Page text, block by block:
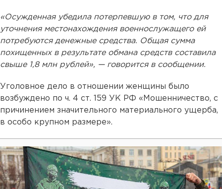
«Осужденная убедила потерпевшую в том, что для
уточнения местонахождения военнослужащего ей
потребуются денежные средства. Общая сумма
похищенных в результате обмана средств составила
свыше 1,8 млн рублей», — говорится в сообщении.
Уголовное дело в отношении женщины было
возбуждено по ч. 4 ст. 159 УК РФ «Мошенничество, с
причинением значительного материального ущерба,
в особо крупном размере».